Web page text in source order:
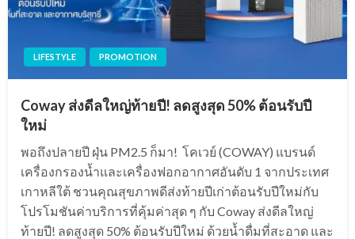
LIFESTYLE PROMOTION
Coway ส่งดีลใหญ่ท้ายปี! ลดสูงสุด 50% ต้อนรับปี
ใหม่
พอถึงปลายปี ฝุ่น PM2.5 ก็มา! โคเวย์ (COWAY) แบรนด์
เครื่องกรองน้ำและเครื่องฟอกอากาศอันดับ 1 จากประเทศ
เกาหลีใต้ ชวนคุณสุขภาพดีส่งท้ายปีเก่าต้อนรับปีใหม่กับ
โปรโมชันค่าบริการที่คุ้มค่าสุด ๆ กับ Coway ส่งดีลใหญ่
ท้ายปี! ลดสูงสุด 50% ต้อนรับปีใหม่ ด้วยน้ำดื่มที่สะอาด และ